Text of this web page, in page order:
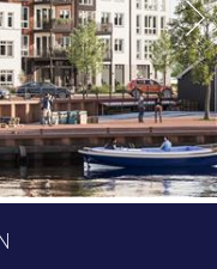
trapkast, extra badkamer
installatie keuken t.b.v.
extra wandcontactdozen,
leiding
autolaadpunt
in het plan